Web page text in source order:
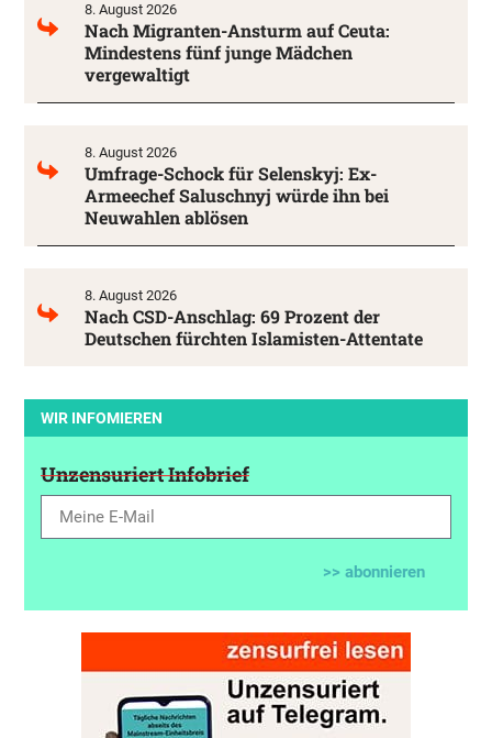
8. August 2026
Nach Migranten-Ansturm auf Ceuta:
Mindestens fünf junge Mädchen
vergewaltigt
8. August 2026
Umfrage-Schock für Selenskyj: Ex-
Armeechef Saluschnyj würde ihn bei
Neuwahlen ablösen
8. August 2026
Nach CSD-Anschlag: 69 Prozent der
Deutschen fürchten Islamisten-Attentate
WIR INFOMIEREN
Unzensuriert Infobrief
>> abonnieren